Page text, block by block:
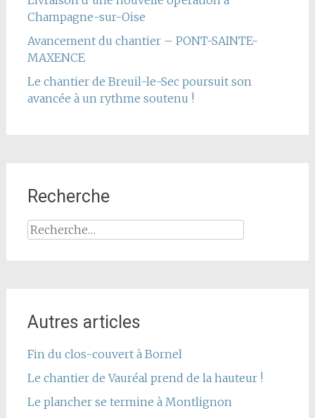
Champagne-sur-Oise
Avancement du chantier – PONT-SAINTE-
MAXENCE
Le chantier de Breuil-le-Sec poursuit son
avancée à un rythme soutenu !
Recherche
Rechercher :
Autres articles
Fin du clos-couvert à Bornel
Le chantier de Vauréal prend de la hauteur !
Le plancher se termine à Montlignon